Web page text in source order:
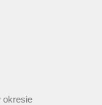
okresie